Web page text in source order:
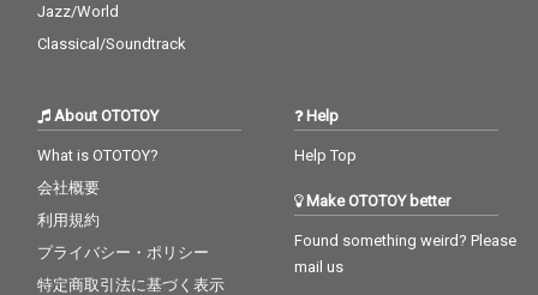
Jazz/World
Classical/Soundtrack
About OTOTOY
What is OTOTOY?
会社概要
利用規約
プライバシー・ポリシー
特定商取引法に基づく表示
Help
Help Top
Make OTOTOY better
Found something weird? Please
mail us